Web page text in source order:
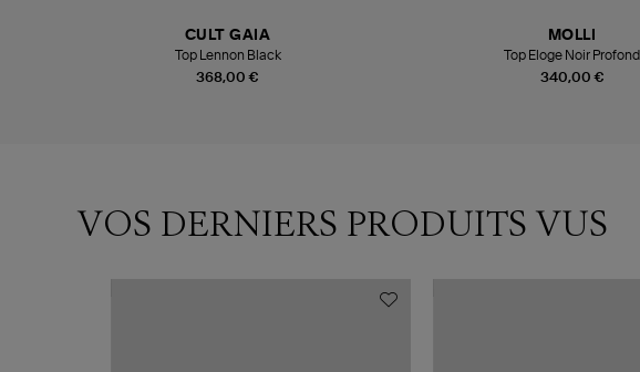
368,00 €
CULT GAIA
Top Lennon Black
340,00 €
MOLLI
Top Eloge Noir Profond
VOS DERNIERS PRODUITS VUS